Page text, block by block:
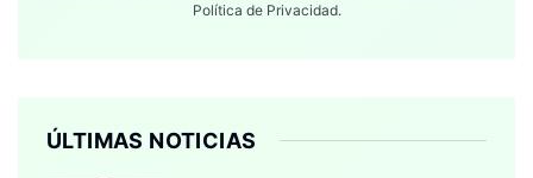
Política de Privacidad.
ÚLTIMAS NOTICIAS